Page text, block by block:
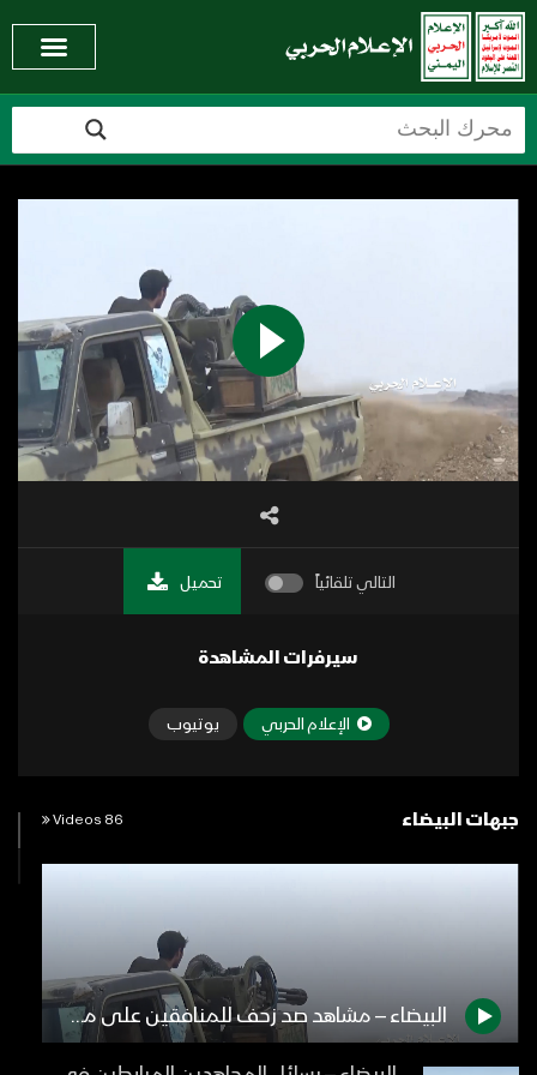
التالي تلقائياً تحميل
سيرفرات المشاهدة
الإعلام الحربي يوتيوب
جبهات البيضاء 86 Videos
البيضاء – مشاهد صد زحف للمنافقين على مواقع الجيش واللجان بحوران في جبهة قانية